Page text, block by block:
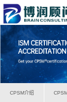
CPSM介绍